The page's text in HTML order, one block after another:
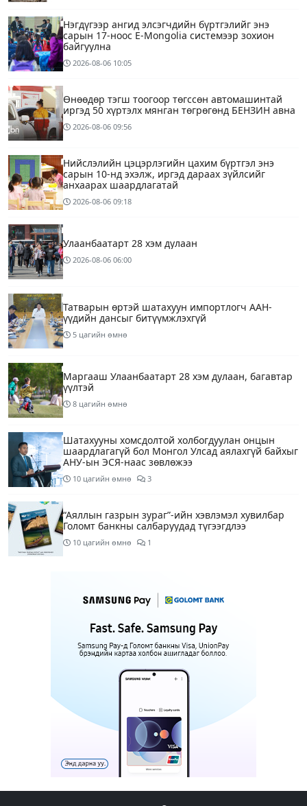
Нэгдүгээр ангид элсэгчдийн бүртгэлийг энэ
сарын 17-ноос E-Mongolia системээр зохион
байгуулна
2026-08-06 10:05
Өнөөдөр тэгш тоогоор төгссөн автомашинтай
иргэд 50 хүртэлх мянган төгрөгөнд БЕНЗИН авна
2026-08-06 09:56
Нийслэлийн цэцэрлэгийн цахим бүртгэл энэ
сарын 10-нд эхэлж, иргэд дараах зүйлсийг
анхаарах шаардлагатай
2026-08-06 09:18
Улаанбаатарт 28 хэм дулаан
2026-08-06 06:00
Татварын өртэй шатахуун импортлогч ААН-
үүдийн дансыг битүүмжлэхгүй
5 цагийн өмнө
Маргааш Улаанбаатарт 28 хэм дулаан, багавтар
үүлтэй
8 цагийн өмнө
Шатахууны хомсдолтой холбогдуулан онцын
шаардлагагүй бол Монгол Улсад аялахгүй байхыг
АНУ-ын ЭСЯ-наас зөвлөжээ
10 цагийн өмнө 3
“Аяллын газрын зураг”-ийн хэвлэмэл хувилбар
Голомт банкны салбаруудад түгээгдлээ
10 цагийн өмнө 1
дарга Б.Пүрэвдагвыг өөрийн биеэр онцгойлон
анхаарахыг үүрэг болголоо
Бүх шатанд хэмнэлтийн горимд шилжиж, найр
наадам, зөвлөгөөн, гадаад томилолтыг
Шатахуун, түлш, газрын тосны бүх
бүтээгдэхүүнийг гаалийн татвараас чөлөөллөө
12 цагийн өмнө 4